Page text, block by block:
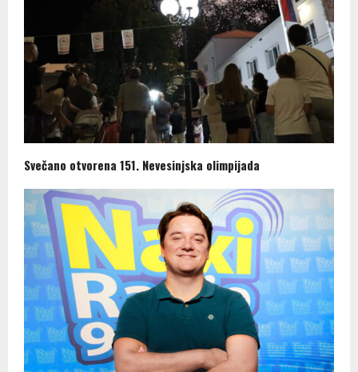
Svečano otvorena 151. Nevesinjska olimpijada